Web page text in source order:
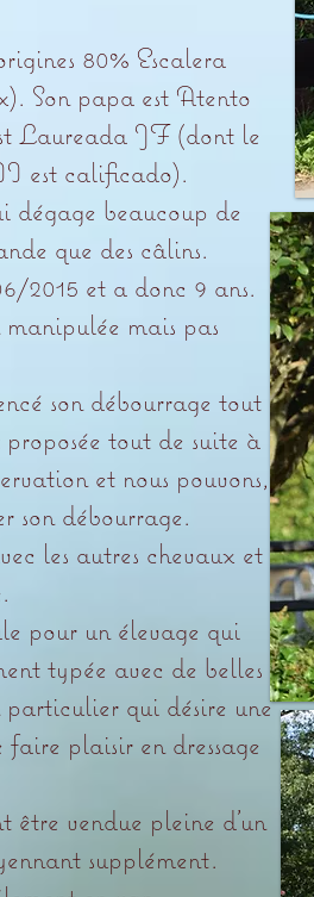
80% Escalera
Son papa est Atento
Laureada JF (dont le
est calificado).
dégage beaucoup de
que des câlins.
2015 et a donc 9 ans.
mais pas
son débourrage tout
tout de suite à
et nous pouvons,
son débourrage.
les autres chevaux et
pour un élevage qui
typée avec de belles
qui désire une
plaisir en dressage
être vendue pleine d’un
supplément.